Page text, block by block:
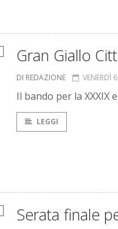
Gran Giallo
DI REDAZIONE VENERDÌ
Il bando per la XXXIX
LEGGI
Serata finale